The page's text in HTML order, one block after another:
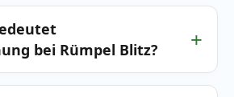
bei Rümpel Blitz?